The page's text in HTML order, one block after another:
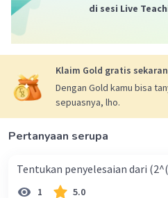
di sesi Live
Klaim Gold gratis
Dengan Gold kamu bisa
sepuasnya, lho.
Pertanyaan serupa
Tentukan penyelesaian dari
1 5.0